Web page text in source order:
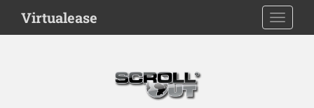
i
Virtualease